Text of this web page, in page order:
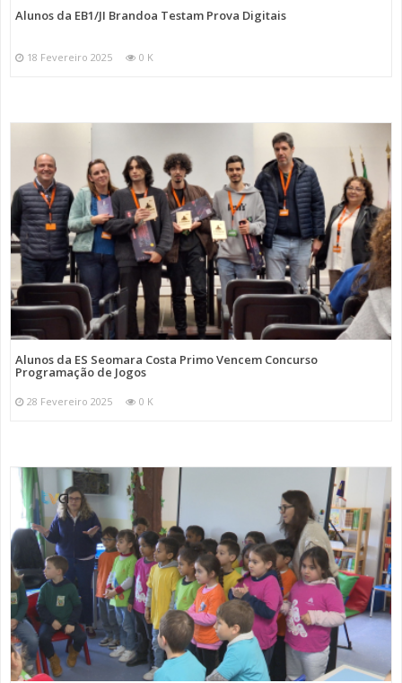
Alunos da EB1/JI Brandoa Testam Prova Digitais
18 Fevereiro 2025 0 K
Alunos da ES Seomara Costa Primo Vencem Concurso
Programação de Jogos
28 Fevereiro 2025 0 K